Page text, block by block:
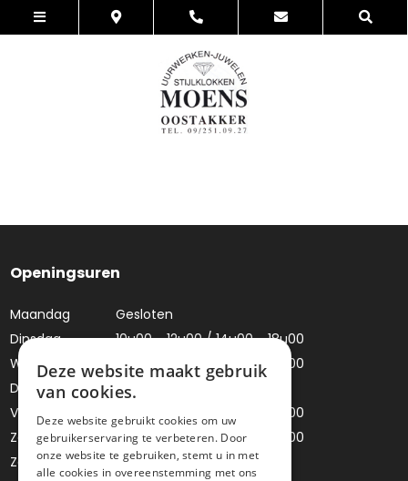
Openingsuren
Maandag
Gesloten
Dinsdag
10u00 - 12u00 / 14u00 - 18u00
Woensdag
10u00 - 12u00 / 14u00 - 18u00
Donderdag
Gesloten
Vrijdag
10u00 - 12u00 / 14u00 - 18u00
Zaterdag
10u00 - 12u00 / 14u00 - 18u00
Zondag
Gesloten
Deze website maakt gebruik
van cookies.
Deze website gebruikt cookies om uw
gebruikerservaring te verbeteren. Door
onze website te gebruiken, stemt u in met
alle cookies in overeenstemming met ons